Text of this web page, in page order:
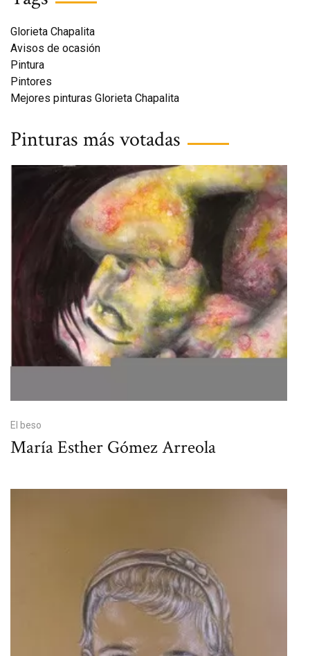
Glorieta Chapalita
Avisos de ocasión
Pintura
Pintores
Mejores pinturas Glorieta Chapalita
Pinturas más votadas
El beso
María Esther Gómez Arreola